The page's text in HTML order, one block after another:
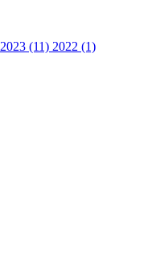
2023 (11) 2022 (1)